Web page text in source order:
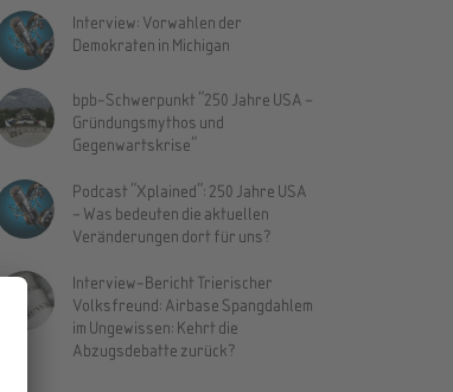
Interview: Vorwahlen der
Demokraten in Michigan
bpb-Schwerpunkt "250 Jahre USA –
Gründungsmythos und
Gegenwartskrise"
Podcast "Xplained": 250 Jahre USA
– Was bedeuten die aktuellen
Veränderungen dort für uns?
Interview-Bericht Trierischer
Volksfreund: Airbase Spangdahlem
im Ungewissen: Kehrt die
Abzugsdebatte zurück?